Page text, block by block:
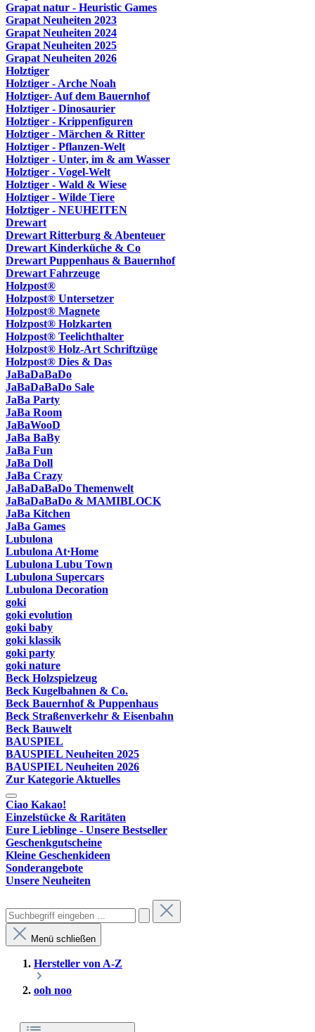
Grapat natur - Heuristic Games
Grapat Neuheiten 2023
Grapat Neuheiten 2024
Grapat Neuheiten 2025
Grapat Neuheiten 2026
Holztiger
Holztiger - Arche Noah
Holztiger- Auf dem Bauernhof
Holztiger - Dinosaurier
Holztiger - Krippenfiguren
Holztiger - Märchen & Ritter
Holztiger - Pflanzen-Welt
Holztiger - Unter, im & am Wasser
Holztiger - Vogel-Welt
Holztiger - Wald & Wiese
Holztiger - Wilde Tiere
Holztiger - NEUHEITEN
Drewart
Drewart Ritterburg & Abenteuer
Drewart Kinderküche & Co
Drewart Puppenhaus & Bauernhof
Drewart Fahrzeuge
Holzpost®
Holzpost® Untersetzer
Holzpost® Magnete
Holzpost® Holzkarten
Holzpost® Teelichthalter
Holzpost® Holz-Art Schriftzüge
Holzpost® Dies & Das
JaBaDaBaDo
JaBaDaBaDo Sale
JaBa Party
JaBa Room
JaBaWooD
JaBa BaBy
JaBa Fun
JaBa Doll
JaBa Crazy
JaBaDaBaDo Themenwelt
JaBaDaBaDo & MAMIBLOCK
JaBa Kitchen
JaBa Games
Lubulona
Lubulona At·Home
Lubulona Lubu Town
Lubulona Supercars
Lubulona Decoration
goki
goki evolution
goki baby
goki klassik
goki party
goki nature
Beck Holzspielzeug
Beck Kugelbahnen & Co.
Beck Bauernhof & Puppenhaus
Beck Straßenverkehr & Eisenbahn
Beck Bauwelt
BAUSPIEL
BAUSPIEL Neuheiten 2025
BAUSPIEL Neuheiten 2026
Zur Kategorie Aktuelles
Ciao Kakao!
Einzelstücke & Raritäten
Eure Lieblinge - Unsere Bestseller
Geschenkgutscheine
Kleine Geschenkideen
Sonderangebote
Unsere Neuheiten
Menü schließen
Hersteller von A-Z
ooh noo